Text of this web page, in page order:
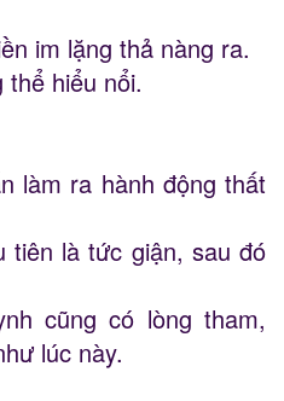
im lặng thả nàng ra.
thể hiểu nổi.
làm ra hành động thất
tiên là tức giận, sau đó
cũng có lòng tham,
lúc này.